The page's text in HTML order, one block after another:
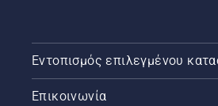
Εντοπισμός επιλεγμένου
Επικοινωνία